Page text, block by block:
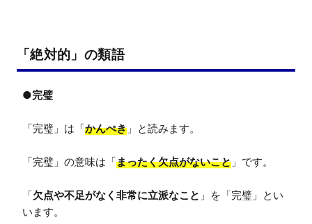
「絶対的」の類語
●完璧
「完璧」は「かんぺき 」と読みます。
「完璧」の意味は「まったく欠点がないこと 」です。
「欠点や不足がなく非常に立派なこと 」を「完璧」とい
います。